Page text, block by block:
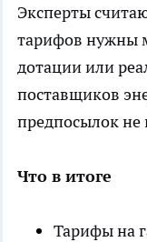
Эксперты
тарифов нужны
дотации или
поставщиков
предпосылок не
Что в итоге
Тарифы на